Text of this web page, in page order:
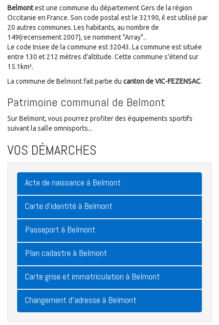
Belmontest une commune du département Gers de la région
Occitanie en France. Son code postal est le 32190, il est utilisé par
20 autres communes. Les habitants, au nombre de
149(recensement 2007), se nomment "Array"..
Le code Insee de la commune est 32043. La commune est située
entre 130 et 212 mètres d'altitude. Cette commune s'étend sur
15.1km².
La commune de Belmont fait partie du canton de VIC-FEZENSAC.
Patrimoine communal de Belmont
Sur Belmont, vous pourrez profiter des équipements sportifs
suivant la salle omnisports...
VOS DÉMARCHES
Acte de naissance à Belmont
Carte d'identité à Belmont
Passeport à Belmont
Plan cadastre à Belmont
Carte grise et immatriculation à Belmont
Changement d'adresse à Belmont